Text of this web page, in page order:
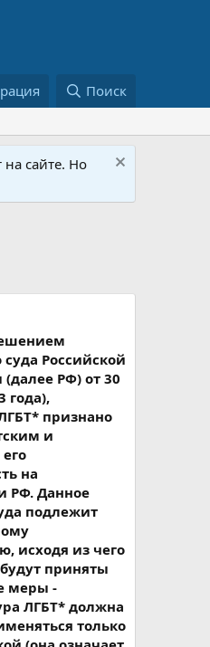
Поиск
сайте. Но
суда Российской
РФ) от 30
года),
признано
и
на
РФ. Данное
подлежит
исходя из чего
приняты
меры -
ЛГБТ* должна
только